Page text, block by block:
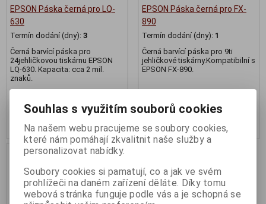
EPSON Páska černá pro LQ-
630
Termín dodání (dny): 3
Černá barvící páska pro
24jehličkovou tiskárnu EPSON
LQ-630. Kapacita: cca 2 mil.
znaků.
150 Kč (bez DPH:)
Koupit
EPSON Páska černá pro FX-
890
Termín dodání (dny): 1
Černá barvící páska pro 9ti
jehličkové tiskárny.Kompatibilní s
EPSON FX-890.
150 Kč (bez DPH:)
Koupit
Souhlas s využitím souborů cookies
Na našem webu pracujeme se soubory cookies,
které nám pomáhají zkvalitnit naše služby a
personalizovat nabídky.
Soubory cookies si pamatují, co a jak ve svém
prohlížeči na daném zařízení děláte. Díky tomu
webová stránka funguje podle vás a je schopná se